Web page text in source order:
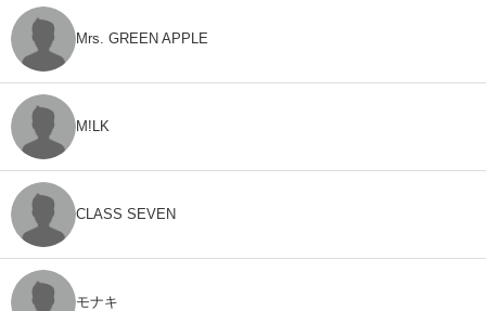
Mrs. GREEN APPLE
M!LK
CLASS SEVEN
モナキ